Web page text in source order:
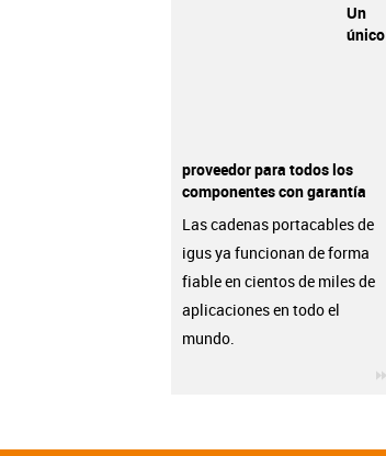
Un
único
proveedor para todos los
componentes con garantía
Las cadenas portacables de
igus ya funcionan de forma
fiable en cientos de miles de
aplicaciones en todo el
mundo.